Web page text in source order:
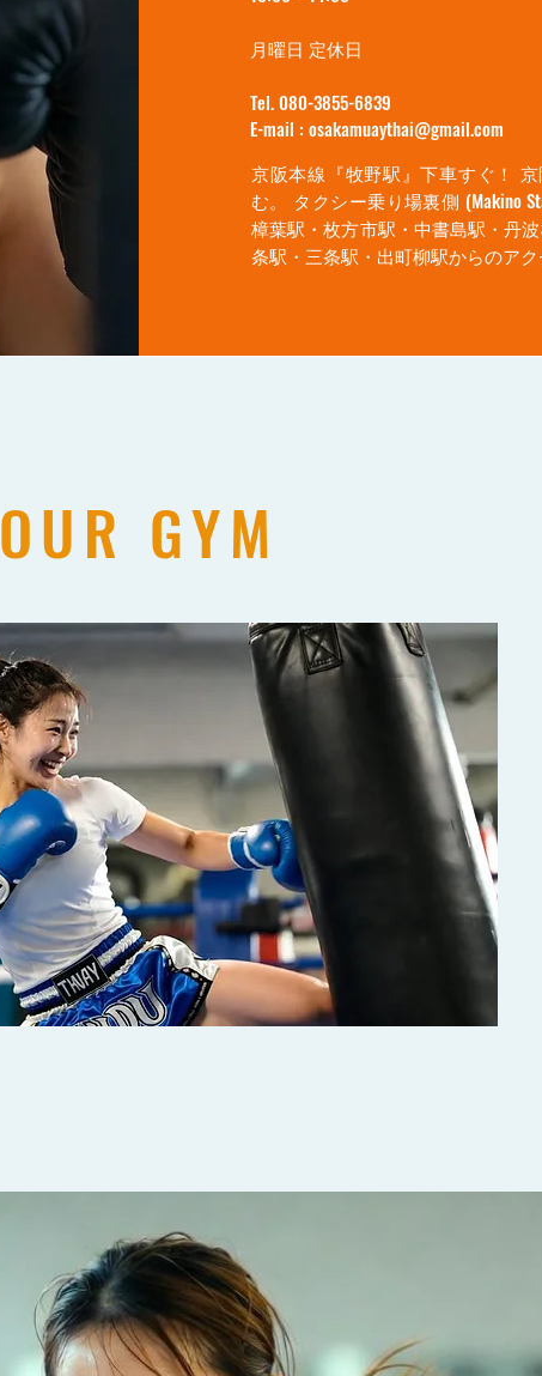
月曜日 定休日
Tel. 080-3855-6839
E-mail : osakamuaythai@gmail.com
京阪本線『牧野駅』下車すぐ！
む。 タクシー乗り場裏側 (Makino
樟葉駅・枚方市駅・中書島駅・丹
条駅・三条駅・出町柳駅からのア
OUR GYM